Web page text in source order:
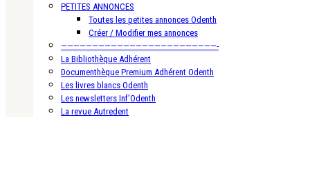
PETITES ANNONCES
Toutes les petites annonces Odenth
Créer / Modifier mes annonces
—————————————————————————-
La Bibliothèque Adhérent
Documenthèque Premium Adhérent Odenth
Les livres blancs Odenth
Les newsletters Inf’Odenth
La revue Autredent